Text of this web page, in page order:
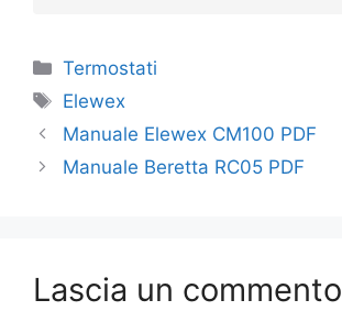
Categorie
Termostati
Tag
Elewex
Manuale Elewex CM100 PDF
Manuale Beretta RC05 PDF
Lascia un commento